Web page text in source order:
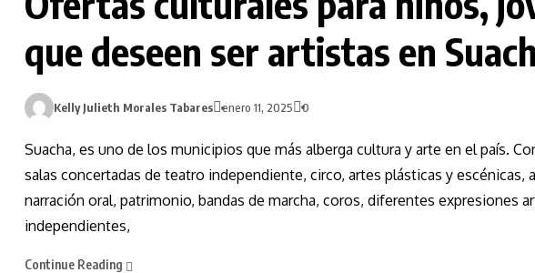
que deseen ser artistas en
Kelly Julieth Morales Tabares enero 11, 2025 0
Suacha, es uno de los municipios que más alberga cultura y arte en el país.
salas concertadas de teatro independiente, circo, artes plásticas y escénicas,
narración oral, patrimonio, bandas de marcha, coros, diferentes expresiones
independientes,
Continue Reading